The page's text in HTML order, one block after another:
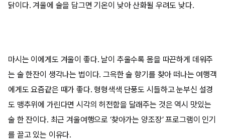
닭이다. 겨울에 술을 담그면 기온이 낮아 산화될 우려도 낮다.
마시는 이에게도 겨울이 좋다. 날이 추울수록 몸을 따끈하게 데워주
는 술 한잔이 생각나는 법이다. 그윽한 술 향기를 찾아 떠나는 여행객
에게도 요즘같은 때가 좋다. 형형색색 단풍도 시들하고 눈부신 설경
도 맹추위에 가린다면 시각의 허전함을 달래주는 것은 역시 맛있는
술 한 잔이다. 최근 겨울여행으로 ‘찾아가는 양조장’ 프로그램이 인기
를 끌고 있는 이유다.